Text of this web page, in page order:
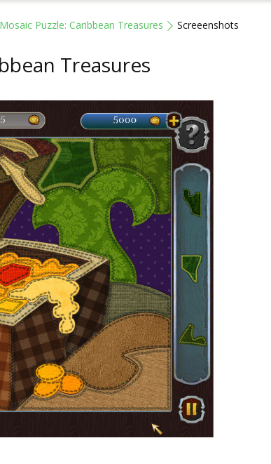
Puzzle: Caribbean Treasures Screeenshots
Treasures